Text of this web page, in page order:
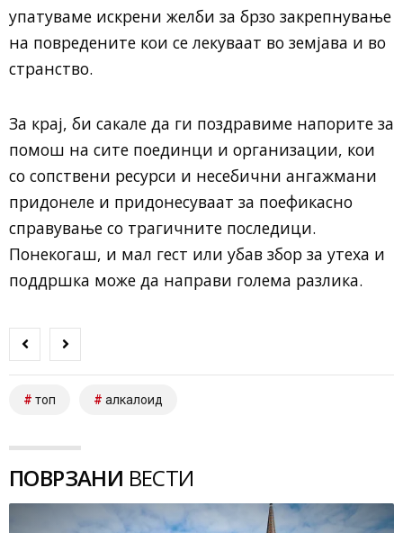
упатуваме искрени желби за брзо закрепнување
на повредените кои се лекуваат во земјава и во
странство.
За крај, би сакале да ги поздравиме напорите за
помош на сите поединци и организации, кои
со сопствени ресурси и несебични ангажмани
придонеле и придонесуваат за поефикасно
справување со трагичните последици.
Понекогаш, и мал гест или убав збор за утеха и
поддршка може да направи голема разлика.
топ алкалоид
ПОВРЗАНИ ВЕСТИ